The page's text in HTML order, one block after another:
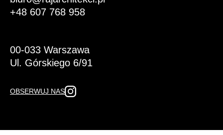
+48 607 768 958
00-033 Warszawa
Ul. Górskiego 6/91
OBSERWUJ NAS